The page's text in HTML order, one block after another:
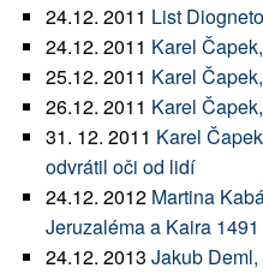
24.12. 2011 List
24.12. 2011 Karel
25.12. 2011 Karel
26.12. 2011 Karel
31. 12. 2011 Karel
odvrátil oči od lidí
24.12. 2012 Martina
Jeruzaléma a Kaira 1491
24.12. 2013 Jakub